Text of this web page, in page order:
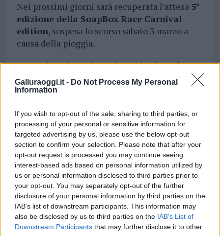
Galluraoggi.it - Do Not Process My Personal
Information
If you wish to opt-out of the sale, sharing to third parties, or
processing of your personal or sensitive information for
targeted advertising by us, please use the below opt-out
section to confirm your selection. Please note that after your
opt-out request is processed you may continue seeing
interest-based ads based on personal information utilized by
us or personal information disclosed to third parties prior to
your opt-out. You may separately opt-out of the further
disclosure of your personal information by third parties on the
IAB’s list of downstream participants. This information may
also be disclosed by us to third parties on the IAB’s List of
Downstream Participants that may further disclose it to other
Nei prossimi giorni sarà recuperata l’attesa 5°
edizione della SoapBox Race Carnival
edition, sospesa lo scorso sabato 3 marzo a
causa della pioggia.
L’organizzazione ringrazia tutti coloro che a
vario titolo hannocollaborato alla riuscita
della festa
, tutti gli organi di informazione
l’evento e il pubblico sempre numerosissimo.
Vuoi rimuovere le pubblicità nazionali?
Puoi abbonarti asoli € 1,10 al mese
cliccandoqui
Sei già abbonato?